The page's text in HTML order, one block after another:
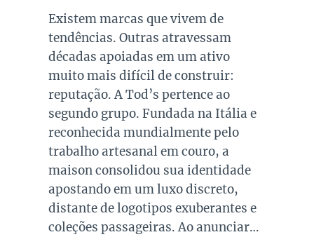
Existem marcas que vivem de
tendências. Outras atravessam
décadas apoiadas em um ativo
muito mais difícil de construir:
reputação. A Tod’s pertence ao
segundo grupo. Fundada na Itália e
reconhecida mundialmente pelo
trabalho artesanal em couro, a
maison consolidou sua identidade
apostando em um luxo discreto,
distante de logotipos exuberantes e
coleções passageiras. Ao anunciar…